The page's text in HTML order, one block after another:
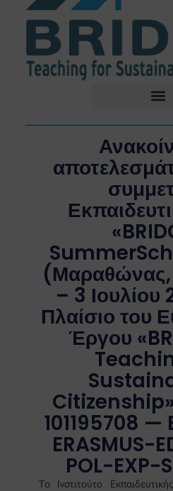
(Μαραθώνας,
– 3
Πλαίσιο του
Έργου
101195708 —
ERASMUS-
POL-EXP-
Το Ινστιτούτο